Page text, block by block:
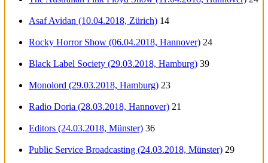
Asaf Avidan (10.04.2018, Zürich) 14
Rocky Horror Show (06.04.2018, Hannover) 24
Black Label Society (29.03.2018, Hamburg) 39
Monolord (29.03.2018, Hamburg) 23
Radio Doria (28.03.2018, Hannover) 21
Editors (24.03.2018, Münster) 36
Public Service Broadcasting (24.03.2018, Münster) 29